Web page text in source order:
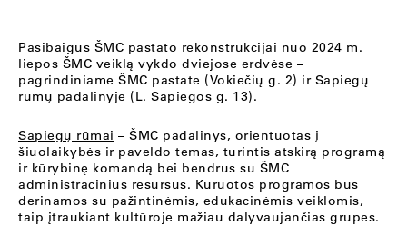
Pasibaigus ŠMC pastato rekonstrukcijai nuo 2024 m.
liepos ŠMC veiklą vykdo dviejose erdvėse –
pagrindiniame ŠMC pastate (Vokiečių g. 2) ir Sapiegų
rūmų padalinyje (L. Sapiegos g. 13).
Sapiegų rūmai – ŠMC padalinys, orientuotas į
šiuolaikybės ir paveldo temas, turintis atskirą programą
ir kūrybinę komandą bei bendrus su ŠMC
administracinius resursus. Kuruotos programos bus
derinamos su pažintinėmis, edukacinėmis veiklomis,
taip įtraukiant kultūroje mažiau dalyvaujančias grupes.